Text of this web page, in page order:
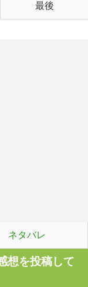
最後
ネタバレ
想を投稿して